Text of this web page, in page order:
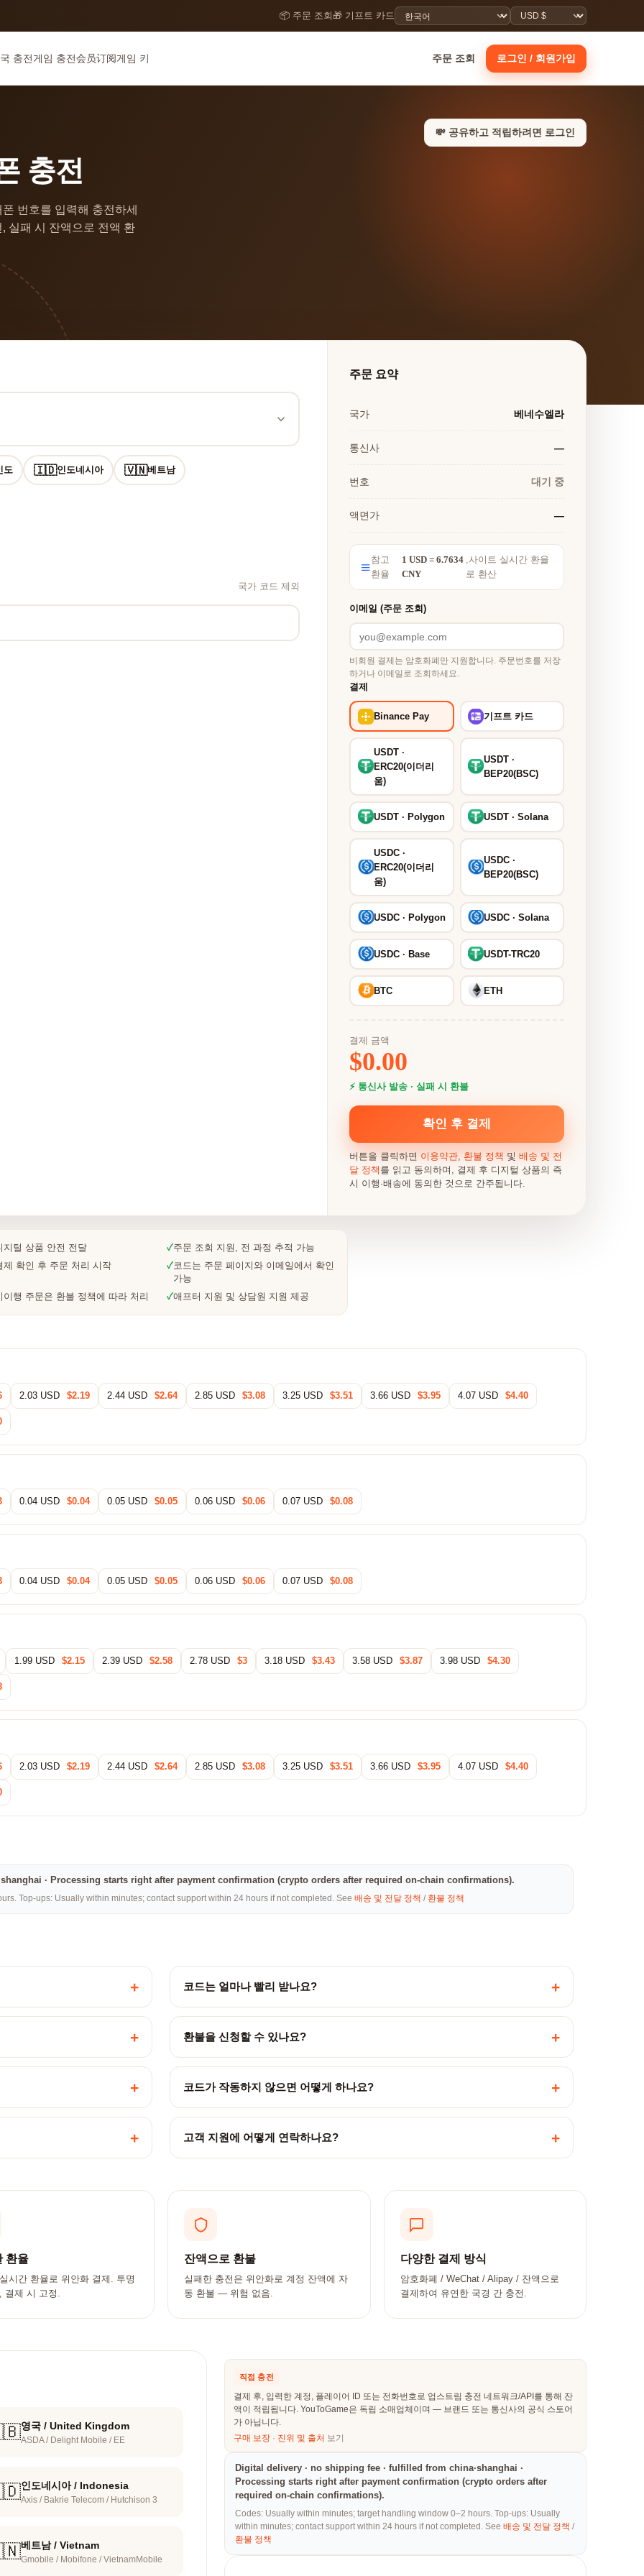
📦 주문 조회🎁 기프트 카드
충전게임 충전会员订阅게임 키 주문 조회 로그인 / 회원가입
💸 공유하고 적립하려면 로그인
충전
번호를 입력해 충전하세
실패 시 잔액으로 전액 환
도 🇮🇩인도네시아 🇻🇳베트남
국가 코드 제외
주문 요약
국가 베네수엘라
통신사 —
번호 대기 중
액면가 —
참고
환율
1 USD = 6.7634
CNY
,사이트 실시간 환율
로 환산
이메일 (주문 조회)
비회원 결제는 암호화폐만 지원합니다. 주문번호를 저장
하거나 이메일로 조회하세요.
결제
Binance Pay 기프트 카드
USDT ·
ERC20(이더리
움)
USDT ·
BEP20(BSC)
USDT · Polygon USDT · Solana
USDC ·
ERC20(이더리
움)
USDC ·
BEP20(BSC)
USDC · Polygon USDC · Solana
USDC · Base USDT-TRC20
BTC ETH
결제 금액
$0.00
⚡ 통신사 발송 · 실패 시 환불
확인 후 결제
버튼을 클릭하면 이용약관, 환불 정책 및 배송 및 전
달 정책 를 읽고 동의하며, 결제 후 디지털 상품의 즉
시 이행·배송에 동의한 것으로 간주됩니다.
지털 상품 안전 전달 ✓주문 조회 지원, 전 과정 추적 가능
제 확인 후 주문 처리 시작
✓코드는 주문 페이지와 이메일에서 확인
가능
이행 주문은 환불 정책에 따라 처리
✓애프터 지원 및 상담원 지원 제공
2.03 USD $2.19 2.44 USD $2.64 2.85 USD $3.08 3.25 USD $3.51 3.66 USD $3.95 4.07 USD $4.40
0.04 USD $0.04 0.05 USD $0.05 0.06 USD $0.06 0.07 USD $0.08
0.04 USD $0.04 0.05 USD $0.05 0.06 USD $0.06 0.07 USD $0.08
1.99 USD $2.15 2.39 USD $2.58 2.78 USD $3 3.18 USD $3.43 3.58 USD $3.87 3.98 USD $4.30
2.03 USD $2.19 2.44 USD $2.64 2.85 USD $3.08 3.25 USD $3.51 3.66 USD $3.95 4.07 USD $4.40
· Processing starts right after payment confirmation (crypto orders after required on-chain confirmations).
Top-ups: Usually within minutes; contact support within 24 hours if not completed. See 배송 및 전달 정책 / 환불 정책
+ 코드는 얼마나 빨리 받나요? +
+ 환불을 신청할 수 있나요? +
+ 코드가 작동하지 않으면 어떻게 하나요? +
+ 고객 지원에 어떻게 연락하나요? +
환율
시간 환율로 위안화 결제. 투명
결제 시 고정.
잔액으로 환불
실패한 충전은 위안화로 계정 잔액에 자
동 환불 — 위험 없음.
다양한 결제 방식
암호화폐 / WeChat / Alipay / 잔액으로
결제하여 유연한 국경 간 충전.
영국 / United Kingdom
ASDA / Delight Mobile / EE
인도네시아 / Indonesia
Axis / Bakrie Telecom / Hutchison 3
베트남 / Vietnam
Gmobile / Mobifone / VietnamMobile
직접 충전
결제 후, 입력한 계정, 플레이어 ID 또는 전화번호로 업스트림 충전 네트워크/API를 통해 잔
액이 적립됩니다. YouToGame은 독립 소매업체이며 — 브랜드 또는 통신사의 공식 스토어
가 아닙니다.
구매 보장· 진위 및 출처 보기
Digital delivery · no shipping fee · fulfilled from china·shanghai ·
Processing starts right after payment confirmation (crypto orders after
required on-chain confirmations).
Codes: Usually within minutes; target handling window 0–2 hours. Top-ups: Usually
within minutes; contact support within 24 hours if not completed. See 배송 및 전달 정책 /
환불 정책